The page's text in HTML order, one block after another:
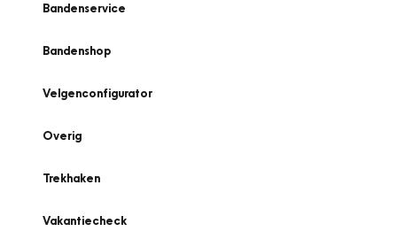
Bandenservice
Bandenshop
Velgenconfigurator
Overig
Trekhaken
Vakantiecheck